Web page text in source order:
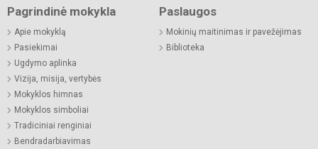
Pagrindinė mokykla
Apie mokyklą
Pasiekimai
Ugdymo aplinka
Vizija, misija, vertybės
Mokyklos himnas
Mokyklos simboliai
Tradiciniai renginiai
Bendradarbiavimas
Paslaugos
Mokinių maitinimas ir pavežėjimas
Biblioteka